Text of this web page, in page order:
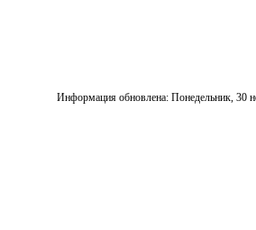
Информация обновлена: Понедельник, 30